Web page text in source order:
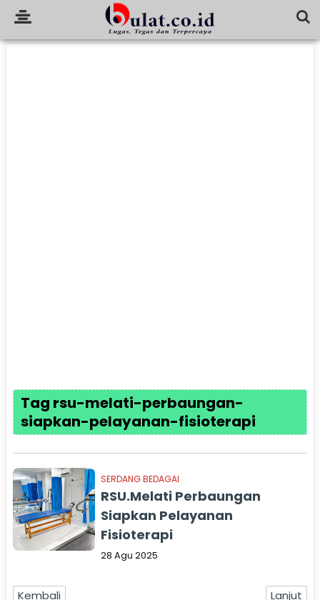
Tag rsu-melati-perbaungan-
siapkan-pelayanan-fisioterapi
SERDANG BEDAGAI
RSU.Melati Perbaungan
Siapkan Pelayanan
Fisioterapi
28 Agu 2025
Kembali Lanjut